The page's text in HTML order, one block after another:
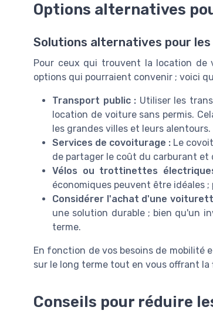
Options alternatives
Solutions alternatives pour
Pour ceux qui trouvent la location de
options qui pourraient convenir ; voici
Transport public : Utiliser les
location de voiture sans permis.
les grandes villes et leurs alentours.
Services de covoiturage : Le
de partager le coût du carburant
Vélos ou trottinettes
économiques peuvent être idéales
Considérer l'achat d'une
une solution durable ; bien qu'un
terme.
En fonction de vos besoins de
sur le long terme tout en vous offrant
Conseils pour réduire